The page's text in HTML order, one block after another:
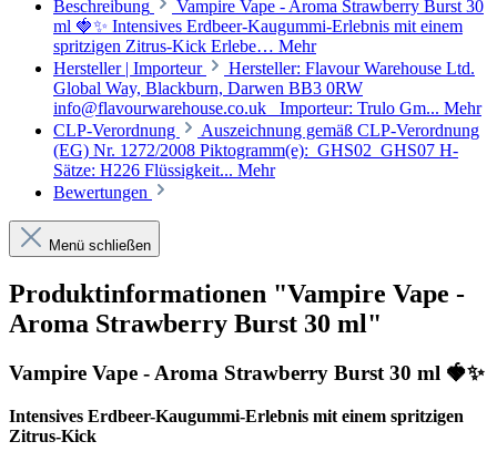
Beschreibung
Vampire Vape - Aroma Strawberry Burst 30
ml 🍓✨ Intensives Erdbeer-Kaugummi-Erlebnis mit einem
spritzigen Zitrus-Kick Erlebe… Mehr
Hersteller | Importeur
Hersteller: Flavour Warehouse Ltd.
Global Way, Blackburn, Darwen BB3 0RW
info@flavourwarehouse.co.uk Importeur: Trulo Gm... Mehr
CLP-Verordnung
Auszeichnung gemäß CLP-Verordnung
(EG) Nr. 1272/2008 Piktogramm(e): GHS02 GHS07 H-
Sätze: H226 Flüssigkeit... Mehr
Bewertungen
Menü schließen
Produktinformationen "Vampire Vape -
Aroma Strawberry Burst 30 ml"
Vampire Vape - Aroma Strawberry Burst 30 ml 🍓✨
Intensives Erdbeer-Kaugummi-Erlebnis mit einem spritzigen
Zitrus-Kick